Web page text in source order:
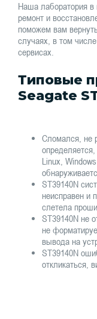
Наша лаборатория
ремонт и
поможем вам
случаях, в том
сервисах.
Типовые
Seagate
Сломался, не
Linux,
ST39140N
неисправен и
слетела
ST39140N не
не
вывода на
ST39140N
откликаться,